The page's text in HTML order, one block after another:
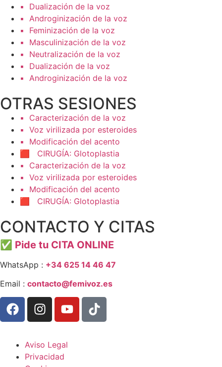
▪️ Dualización de la voz
▪️ Androginización de la voz
▪️ Feminización de la voz
▪️ Masculinización de la voz
▪️ Neutralización de la voz
▪️ Dualización de la voz
▪️ Androginización de la voz
OTRAS SESIONES
▪️ Caracterización de la voz
▪️ Voz virilizada por esteroides
▪️ Modificación del acento
🟥 CIRUGÍA: Glotoplastia
▪️ Caracterización de la voz
▪️ Voz virilizada por esteroides
▪️ Modificación del acento
🟥 CIRUGÍA: Glotoplastia
CONTACTO Y CITAS
✅ Pide tu CITA ONLINE
WhatsApp : +34 625 14 46 47
Email : contacto@femivoz.es
Aviso Legal
Privacidad